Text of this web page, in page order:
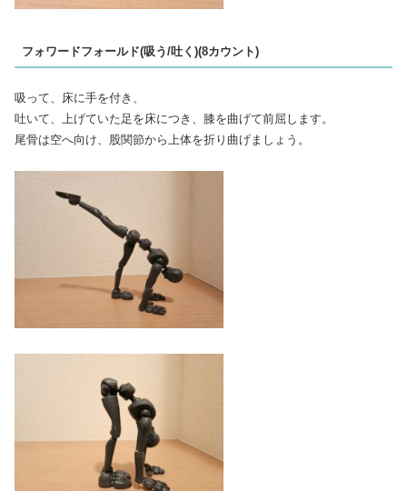
フォワードフォールド(吸う/吐く)(8カウント)
吸って、床に手を付き、
吐いて、上げていた足を床につき、膝を曲げて前屈します。
尾骨は空へ向け、股関節から上体を折り曲げましょう。